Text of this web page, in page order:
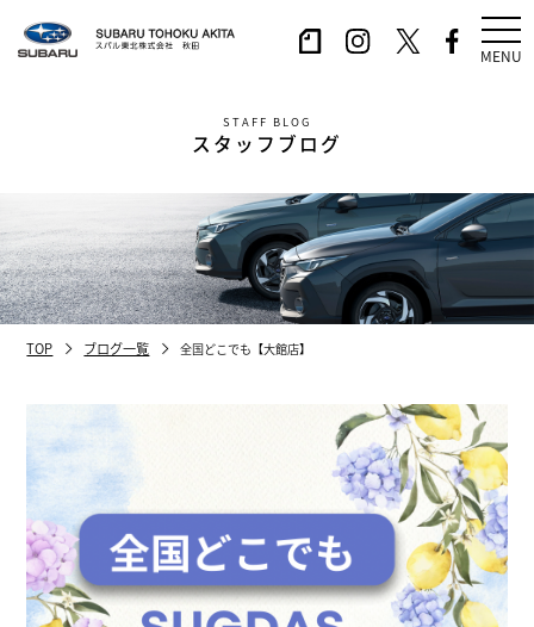
MENU
STAFF BLOG
スタッフブログ
TOP ブログ一覧 全国どこでも【大館店】